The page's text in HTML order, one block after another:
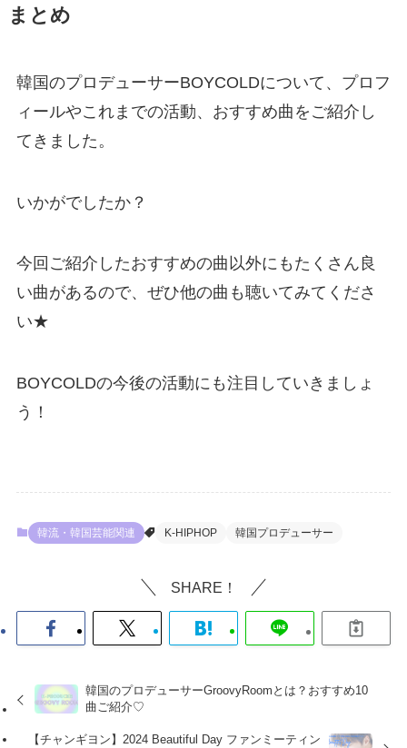
まとめ
韓国のプロデューサーBOYCOLDについて、プロフ
ィールやこれまでの活動、おすすめ曲をご紹介し
てきました。
いかがでしたか？
今回ご紹介したおすすめの曲以外にもたくさん良
い曲があるので、ぜひ他の曲も聴いてみてくださ
い★
BOYCOLDの今後の活動にも注目していきましょ
う！
韓流・韓国芸能関連 K-HIPHOP 韓国プロデューサー
SHARE！
韓国のプロデューサーGroovyRoomとは？おすすめ10
曲ご紹介♡
【チャンギヨン】2024 Beautiful Day ファンミーティン